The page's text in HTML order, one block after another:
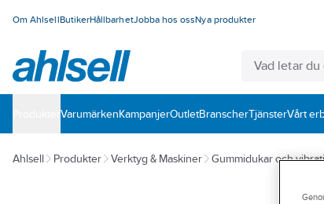
Om AhlsellButikerHållbarhetJobba hos ossNya produkter
VarumärkenKampanjerOutletBranscherTjänsterVårt
Ahlsell Produkter Verktyg & Maskiner Gummidukar och